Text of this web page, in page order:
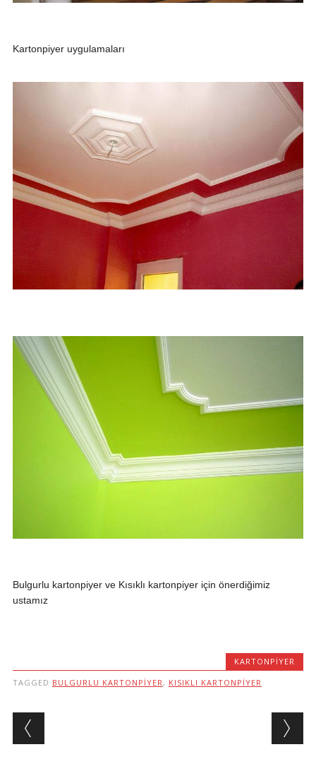
Kartonpiyer uygulamaları
Bulgurlu kartonpiyer ve Kısıklı kartonpiyer için önerdiğimiz
ustamız
KARTONPIYER
TAGGED BULGURLU KARTONPIYER, KISIKLI KARTONPIYER
Post navigation